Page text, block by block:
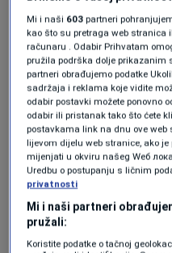
Podsjetimo, Mišković je
pobjegao juče oko 14:30
presude bio smješten u
kojoj je napao policijsku
prozor suda.
Presudom je osuđen na
zlostavljanja
pastorka. Za slučaj
2021. godine i tada je
a uhapšen je u
raspisana međunarodna
Mi i naši 603 partneri
kao što su pretraga web stranica
računaru . Odabir Prihvatam
pružila podrška dolje
partneri obrađujemo podatke
sadržaja i reklama koje vidite
odabir postavki možete ponovno
odabir ili pristanak tako što ćete
postavkama link na dnu ove
lijevom dijelu web stranice, ako
mijenjati u okviru našeg Wеб
Uredbu o postupanju s ličnim
privatnosti
Mi i naši partneri
pružali:
Koristite podatke o tačnoj